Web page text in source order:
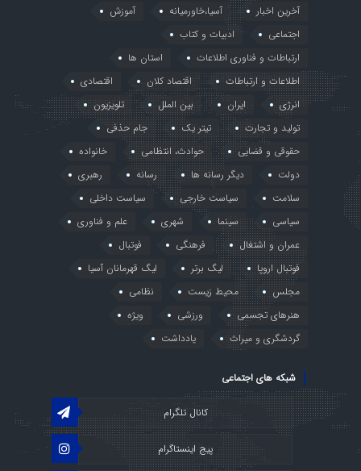
آخرین اخبار آسیا،خاورمیانه
آموزش
اجتماعی
ادبیات و کتاب
ارتباطات و فناوری اطلاعات
استان ها
اطلاعات و ارتباطات
اقتصاد کلان
اقتصادی
انرژی
ایران بین الملل
تلویزیون
تولید و تجارت
تیتر یک
جام حذفی
حقوقی و قضایی
حوادث، انتظامی
خانواده
دولت
دیگر رسانه ها رسانه
رهبری
سلامت
سیاست خارجی
سیاست داخلی
سیاسی
سینما شهری
علم و فناوری
عمران و اشتغال
فرهنگی
فوتبال
فوتبال اروپا
لیگ برتر
لیگ قهرمانان آسیا
مجلس
محیط زیست
نظامی
هنرهای تجسمی
ورزشی
ویژه
گردشگری و میراث
یادداشت
شبکه های اجتماعی
کانال تلگرام
پیج اینستاگرام